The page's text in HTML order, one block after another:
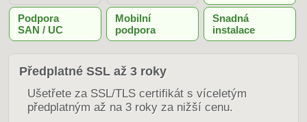
Podpora
SAN / UC
Mobilní
podpora
Snadná
instalace
Předplatné SSL až 3 roky
Ušetřete za SSL/TLS certifikát s víceletým
předplatným až na 3 roky za nižší cenu.